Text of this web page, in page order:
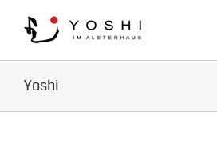
Inhalt
springen
Yoshi